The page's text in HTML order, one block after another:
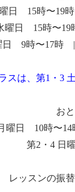
曜日 15時〜19
曜日 15時〜
日 9時〜17時
スは、第1・
お
曜日 10時〜
第2・4 日
レッスンの振